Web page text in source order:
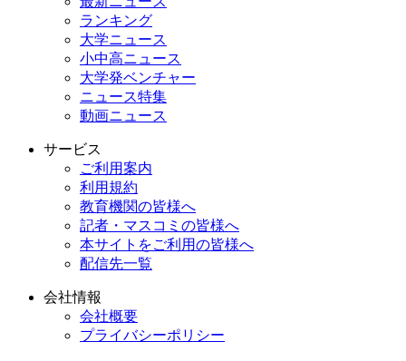
ランキング
大学ニュース
小中高ニュース
大学発ベンチャー
ニュース特集
動画ニュース
サービス
ご利用案内
利用規約
教育機関の皆様へ
記者・マスコミの皆様へ
本サイトをご利用の皆様へ
配信先一覧
会社情報
会社概要
プライバシーポリシー